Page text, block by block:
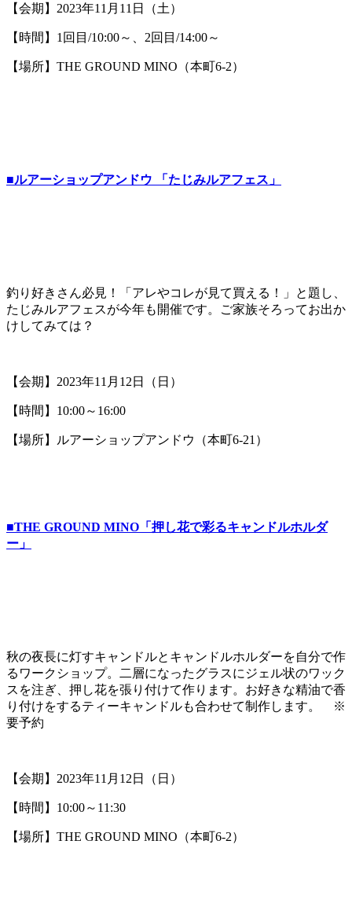
【会期】2023年11月11日（土）
【時間】1回目/10:00～、2回目/14:00～
【場所】THE GROUND MINO（本町6-2）
■ルアーショップアンドウ 「たじみルアフェス」
釣り好きさん必見！「アレやコレが見て買える！」と題し、
たじみルアフェスが今年も開催です。ご家族そろってお出か
けしてみては？
【会期】2023年11月12日（日）
【時間】10:00～16:00
【場所】ルアーショップアンドウ（本町6-21）
■THE GROUND MINO「押し花で彩るキャンドルホルダ
ー」
秋の夜長に灯すキャンドルとキャンドルホルダーを自分で作
るワークショップ。二層になったグラスにジェル状のワック
スを注ぎ、押し花を張り付けて作ります。お好きな精油で香
り付けをするティーキャンドルも合わせて制作します。 ※
要予約
【会期】2023年11月12日（日）
【時間】10:00～11:30
【場所】THE GROUND MINO（本町6-2）